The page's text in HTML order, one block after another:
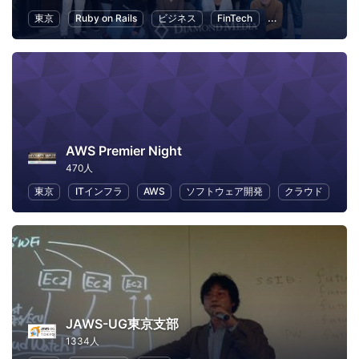
東京
Ruby on Rails ビジネス FinTech 異業種交流
AWS Premier Night
470人
東京
ITインフラ AWS ソフトウェア開発 クラウド
JAWS-UG東京支部
1334人